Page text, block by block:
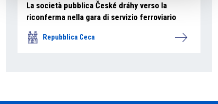
La società pubblica České dráhy verso la
riconferma nella gara di servizio ferroviario
Repubblica Ceca